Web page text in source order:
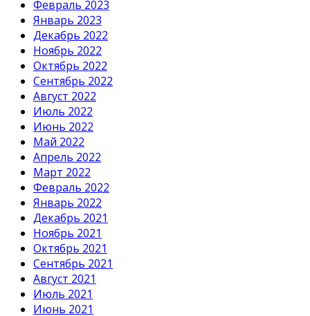
Февраль 2023
Январь 2023
Декабрь 2022
Ноябрь 2022
Октябрь 2022
Сентябрь 2022
Август 2022
Июль 2022
Июнь 2022
Май 2022
Апрель 2022
Март 2022
Февраль 2022
Январь 2022
Декабрь 2021
Ноябрь 2021
Октябрь 2021
Сентябрь 2021
Август 2021
Июль 2021
Июнь 2021